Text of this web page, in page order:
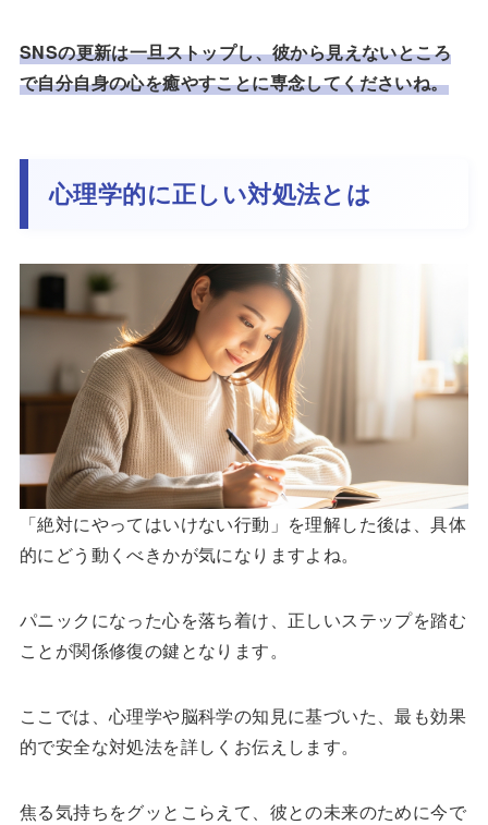
SNSの更新は一旦ストップし、彼から見えないところ
で自分自身の心を癒やすことに専念してくださいね。
心理学的に正しい対処法とは
「絶対にやってはいけない行動」を理解した後は、具体
的にどう動くべきかが気になりますよね。
パニックになった心を落ち着け、正しいステップを踏む
ことが関係修復の鍵となります。
ここでは、心理学や脳科学の知見に基づいた、最も効果
的で安全な対処法を詳しくお伝えします。
焦る気持ちをグッとこらえて、彼との未来のために今で